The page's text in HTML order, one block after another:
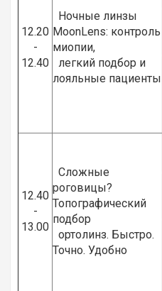
12.20
-
12.40
Ночные линзы
MoonLens: контроль
миопии,
легкий подбор и
лояльные пациенты
12.40
-
13.00
Сложные
роговицы?
Топографический
подбор
ортолинз. Быстро.
Точно. Удобно